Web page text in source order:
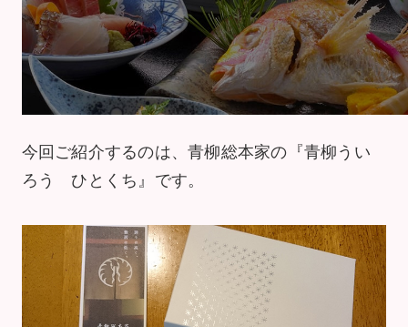
今回ご紹介するのは、青柳総本家の『青柳うい
ろう ひとくち』です。